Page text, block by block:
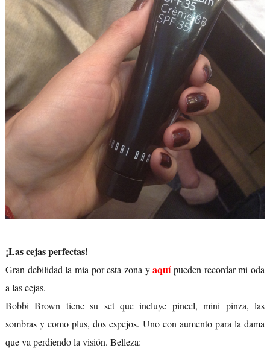
¡Las cejas perfectas!
Gran debilidad la mia por esta zona yaquípueden recordar mi oda
a las cejas.
Bobbi Brown tiene su setque incluye pincel, mini pinza, las
sombras y como plus, dos espejos. Uno con aumento para la dama
que va perdiendo la visión. Belleza: